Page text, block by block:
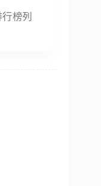
榜列